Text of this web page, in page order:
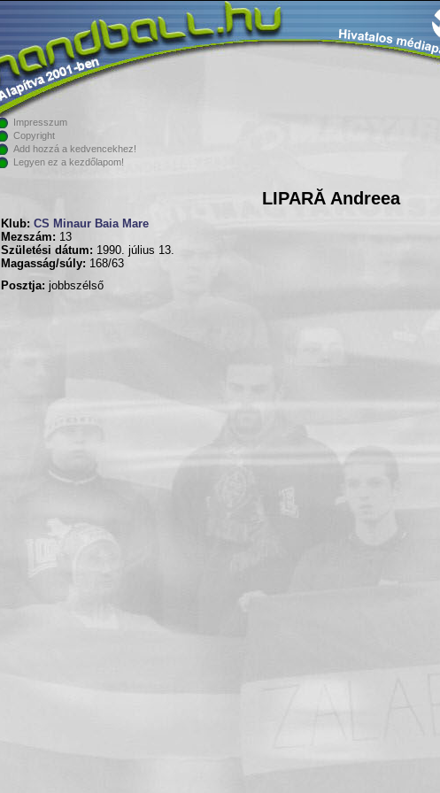
Impresszum
Copyright
Add hozzá a kedvencekhez!
Legyen ez a kezdőlapom!
LIPARĂ Andreea
Klub: CS Minaur Baia Mare
Mezszám: 13
Születési dátum: 1990. július 13.
Magasság/súly: 168/63
Posztja: jobbszélső